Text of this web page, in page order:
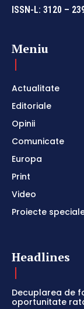
ISSN-L: 3120 –
Meniu
Actualitate
Editoriale
Opinii
Comunicate
Europa
Print
Video
Proiecte
Headlines
Decuplarea de
oportunitate